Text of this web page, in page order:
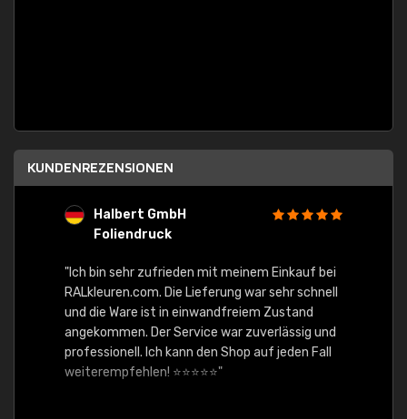
KUNDENREZENSIONEN
Halbert GmbH
Foliendruck
"Ich bin sehr zufrieden mit meinem Einkauf bei
RALkleuren.com. Die Lieferung war sehr schnell
und die Ware ist in einwandfreiem Zustand
angekommen. Der Service war zuverlässig und
professionell. Ich kann den Shop auf jeden Fall
weiterempfehlen! ⭐⭐⭐⭐⭐"